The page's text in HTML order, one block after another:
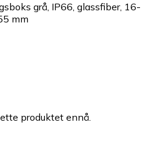
grå, IP66, glassfiber, 16-
mm
produktet ennå.